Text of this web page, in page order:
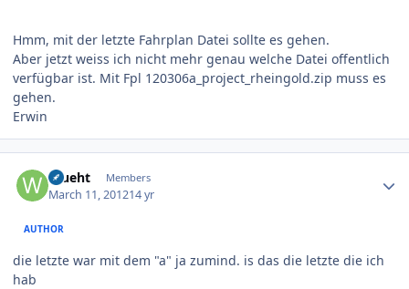
Hmm, mit der letzte Fahrplan Datei sollte es gehen.
Aber jetzt weiss ich nicht mehr genau welche Datei offentlich
verfügbar ist. Mit Fpl 120306a_project_rheingold.zip muss es
gehen.
Erwin
Wueht Members
March 11, 201214 yr
AUTHOR
die letzte war mit dem "a" ja zumind. is das die letzte die ich
hab